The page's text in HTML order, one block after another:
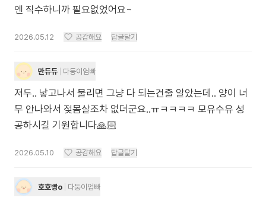
엔 직수하니까 필요없었어요~
2026.05.12 공감해요 답글달기
만듀듀 다둥이엄빠
저두.. 낳고나서 물리면 그냥 다 되는건줄 알았는데.. 양이 너
무 안나와서 젖몸살조차 없더군요..ㅠㅋㅋㅋㅋ 모유수유 성
공하시길 기원합니다🙏🏻
2026.05.10 공감해요 답글달기
호호빵o 다둥이엄빠